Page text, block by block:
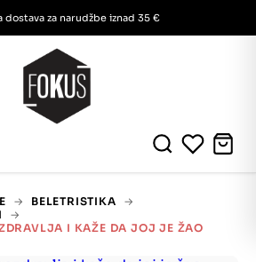
dostava za narudžbe iznad 35 €
→ BELETRISTIKA
→
→
I KAŽE DA JOJ JE ŽAO